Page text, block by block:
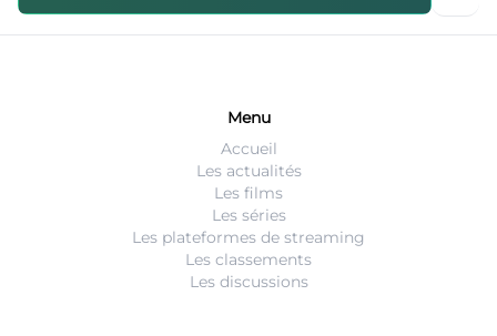
Menu
Accueil
Les actualités
Les films
Les séries
Les plateformes de streaming
Les classements
Les discussions